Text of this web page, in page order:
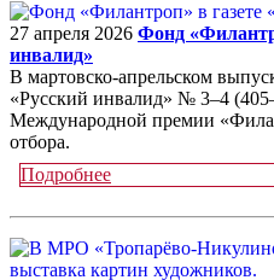
27 апреля 2026 Фонд
инвалид»
В мартовско-апрельском
«Русский инвалид» № 3–4
Международной премии
отбора.
Подробнее